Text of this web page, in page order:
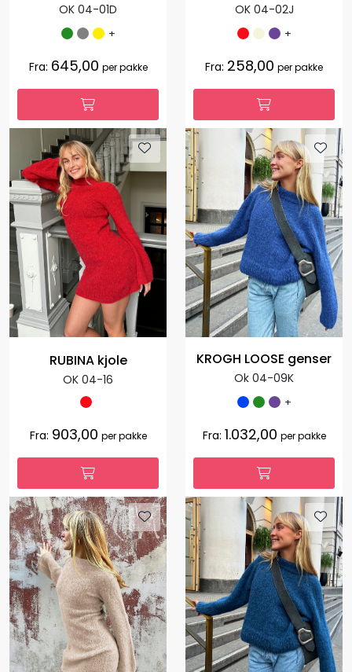
OK 04-01D
+
Fra: 645,00 per pakke
OK 04-02J
+
Fra: 258,00 per pakke
RUBINA kjole
OK 04-16
Fra: 903,00 per pakke
KROGH LOOSE genser
Ok 04-09K
+
Fra: 1.032,00 per pakke